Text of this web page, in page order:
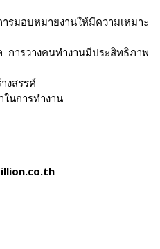
มอบหมายงานให้มีความเหมาะ
ารวางคนทำงานมีประสิทธิภาพ
งสรรค์
ในการทำงาน